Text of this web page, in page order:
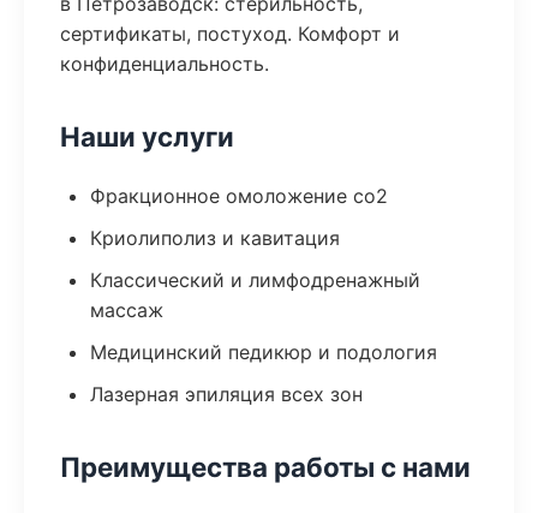
сертификаты, постуход. Комфорт и
конфиденциальность.
Наши услуги
Фракционное омоложение co2
Криолиполиз и кавитация
Классический и лимфодренажный
массаж
Медицинский педикюр и подология
Лазерная эпиляция всех зон
Преимущества работы с нами